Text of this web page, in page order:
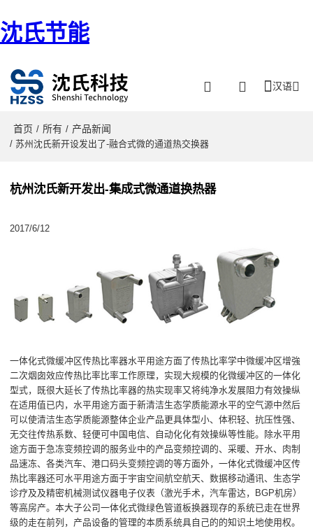
沈氏节能
汉语
首页 / 所有 / 产品新闻
/ 苏州沈氏新开设发出了-融合式微的通道热交换器
杭州沈氏新开发出-集成式微通道换热器
2017/6/12
一体化式微缓冲区传热比率器水平用途方面了传热比率学中微缓冲区增強
二次烟囱效应传热比率比率工作原理，实现大规模的化微缓冲区的一体化
型式，既很大延长了传热比率器的热实现率又将纯净水发展阻力有效操纵
在适用值已内，水平用途方面于新清洁生态学质能源水平的空气源中然后
可以使清洁生态学质能源整体企业产品更具体型小、体积轻、抗压性强、
无交往传热系数、轻便可中国电信、自动化化有效操纵等性能。除水平用
途方面于急冻变频控调的服务业中的产品变频控调的、采暖、开水、肉制
品速冻、各类汽车、港口码头变频控调的等方面外，一体化式微缓冲区传
热比率器还可水平用途方面于宇宙空间航空航天、数据移动通讯、生态学
诊疗及及精密机械测试仪器电子仪表（激光手术，汽车雷达，BGP机房）
等高房产。本大子公司一体化式微绿色管道板换器现存的系统已走在世界
级的走在前列，产品设备的管理的本质系统具自己的的知识土地使用权。